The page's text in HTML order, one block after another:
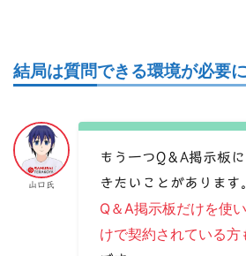
結局は質問できる環境が必要
山口氏
もう一つQ＆A掲示板
きたいことがあります
Q＆A掲示板だけを使
けで契約されている方